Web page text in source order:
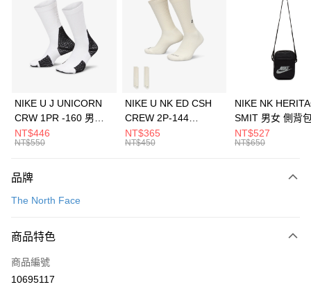
3 期 0 利率 每期 21家銀行
合作金庫商業銀行
第一商業銀行
華南商業銀行
彰化商業銀行
上海商業儲蓄銀行
元大商業銀行
台灣樂天信用卡公司
Apple Pay
全盈+PAY
AFTEE先享後付
【關於「AFTEE先享後付」】
便利好安心！
３．安心：先確認商品／服務後，再付款。
【「AFTEE先享後付」結帳流程】
１．於結帳方式選擇「AFTEE先享後付」後，將跳轉至「AFTEE先享後付」
運送方式
每筆NT$100，滿NT$1,500(含以上)免運費
宅配
每筆NT$100，滿NT$1,500(含以上)免運費
NIKE U J UNICORN
CRW 1PR -160 男女
中統襪 FZ3393100
NT$446
NT$550
NIKE U NK ED CSH
CREW 2P-144
EMBRDY 男女 短統襪
FZ3073133
NT$365
NT$450
NIKE NK
SMIT 男女 側背
BA5871010
NT$527
NT$650
品牌
The North Face
商品特色
商品編號
10695117